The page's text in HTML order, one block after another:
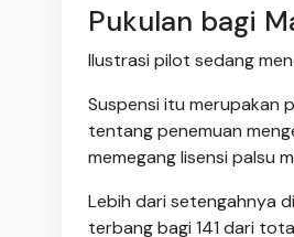
Pukulan bagi
Ilustrasi pilot sedang
Suspensi itu merupakan
tentang penemuan
memegang lisensi palsu
Lebih dari setengahnya
terbang bagi 141 dari